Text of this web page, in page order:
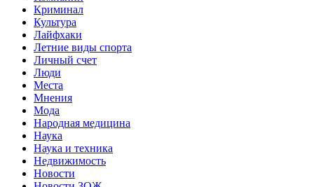
Криминал
Культура
Лайфхаки
Летние виды спорта
Личный счет
Люди
Места
Мнения
Мода
Народная медицина
Наука
Наука и техника
Недвижимость
Новости